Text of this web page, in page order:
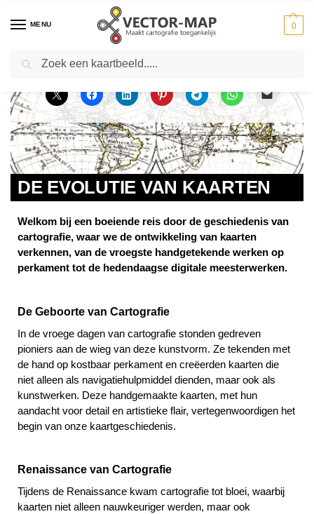
MENU 0
Home Actueel - De Evolutie van Kaarten
DE EVOLUTIE VAN KAARTEN
Welkom bij een boeiende reis door de geschiedenis van
cartografie, waar we de ontwikkeling van kaarten
verkennen, van de vroegste handgetekende werken op
perkament tot de hedendaagse digitale meesterwerken.
De Geboorte van Cartografie
In de vroege dagen van cartografie stonden gedreven
pioniers aan de wieg van deze kunstvorm. Ze tekenden met
de hand op kostbaar perkament en creëerden kaarten die
niet alleen als navigatiehulpmiddel dienden, maar ook als
kunstwerken. Deze handgemaakte kaarten, met hun
aandacht voor detail en artistieke flair, vertegenwoordigen het
begin van onze kaartgeschiedenis.
Renaissance van Cartografie
Tijdens de Renaissance kwam cartografie tot bloei, waarbij
kaarten niet alleen nauwkeuriger werden, maar ook